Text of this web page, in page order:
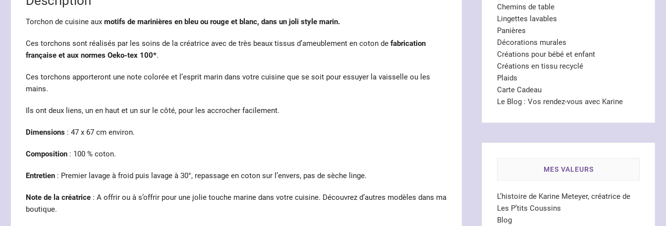
Torchon de cuisine aux motifs de marinières en bleu ou rouge et blanc, dans un joli style marin.
Ces torchons sont réalisés par les soins de la créatrice avec de très beaux tissus d’ameublement en coton de fabrication
française et aux normes Oeko-tex 100*.
Ces torchons apporteront une note colorée et l’esprit marin dans votre cuisine que se soit pour essuyer la vaisselle ou les
mains.
Ils ont deux liens, un en haut et un sur le côté, pour les accrocher facilement.
Dimensions : 47 x 67 cm environ.
Composition : 100 % coton.
Entretien : Premier lavage à froid puis lavage à 30°, repassage en coton sur l’envers, pas de sèche linge.
Note de la créatrice : A offrir ou à s’offrir pour une jolie touche marine dans votre cuisine. Découvrez d’autres modèles dans ma
boutique.
Chemins de table
Lingettes lavables
Panières
Décorations murales
Créations pour bébé et enfant
Créations en tissu recyclé
Plaids
Carte Cadeau
Le Blog : Vos rendez-vous avec Karine
MES VALEURS
L’histoire de Karine Meteyer, créatrice de
Les P’tits Coussins
Blog